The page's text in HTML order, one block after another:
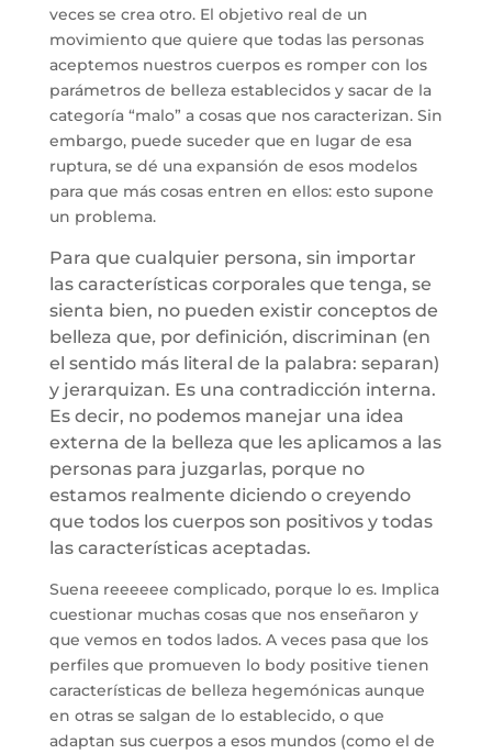
veces se crea otro. El objetivo real de un
movimiento que quiere que todas las personas
aceptemos nuestros cuerpos es romper con los
parámetros de belleza establecidos y sacar de la
categoría “malo” a cosas que nos caracterizan. Sin
embargo, puede suceder que en lugar de esa
ruptura, se dé una expansión de esos modelos
para que más cosas entren en ellos: esto supone
un problema.
Para que cualquier persona, sin importar
las características corporales que tenga, se
sienta bien, no pueden existir conceptos de
belleza que, por definición, discriminan (en
el sentido más literal de la palabra: separan)
y jerarquizan. Es una contradicción interna.
Es decir, no podemos manejar una idea
externa de la belleza que les aplicamos a las
personas para juzgarlas, porque no
estamos realmente diciendo o creyendo
que todos los cuerpos son positivos y todas
las características aceptadas.
Suena reeeeee complicado, porque lo es. Implica
cuestionar muchas cosas que nos enseñaron y
que vemos en todos lados. A veces pasa que los
perfiles que promueven lo body positive tienen
características de belleza hegemónicas aunque
en otras se salgan de lo establecido, o que
adaptan sus cuerpos a esos mundos (como el de